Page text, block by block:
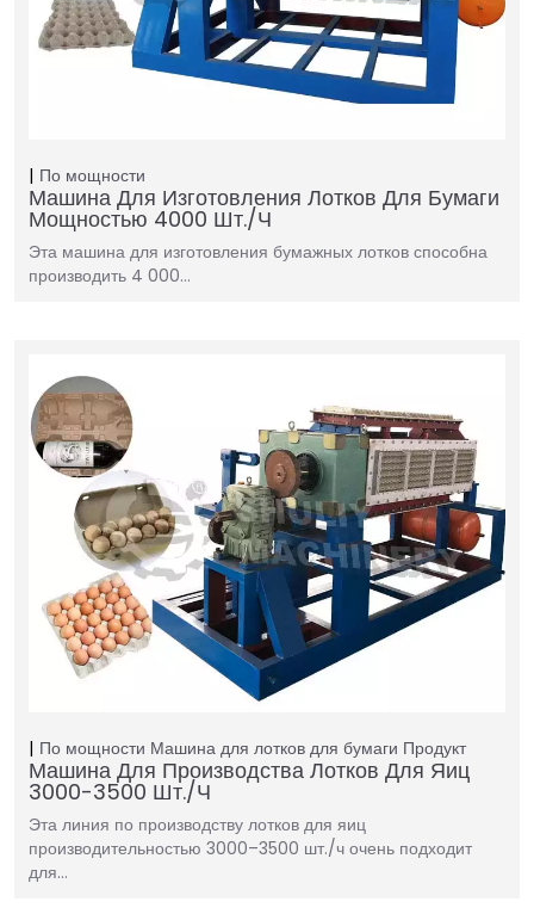
По мощности
Машина Для Изготовления Лотков Для Бумаги
Мощностью 4000 Шт./ч
Эта машина для изготовления бумажных лотков способна
производить 4 000…
По мощности Машина для лотков для бумаги Продукт
Машина Для Производства Лотков Для Яиц
3000-3500 Шт./ч
Эта линия по производству лотков для яиц
производительностью 3000–3500 шт./ч очень подходит
для…